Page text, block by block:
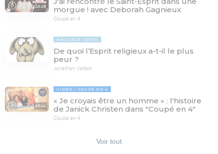
29:46
morgue ! avec Deborah Gagnieux
Coupé en 4
MESSAGE TEXTE
De quoi l’Esprit religieux a-t-il le plus
peur ?
Jonathan Valbon
49:44
VIDÉO COUPÉ EN 4
« Je croyais être un homme » : l'histoire
de Janick Christen dans "Coupé en 4"
Coupé en 4
Voir tout